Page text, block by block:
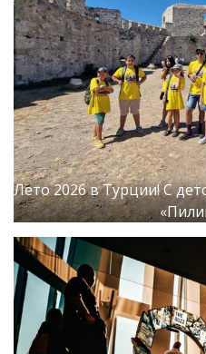
Лето 2026 в Турции! С